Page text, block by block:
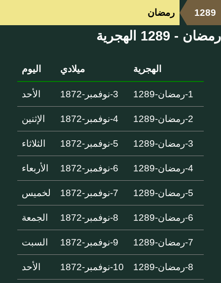
1289 رمضان
رمضان - 1289 الهجرية
الهجرية ميلادي اليوم
1-رمضان-1289 3-نوفمبر-1872 الأحد
2-رمضان-1289 4-نوفمبر-1872 الإثنين
3-رمضان-1289 5-نوفمبر-1872 الثلاثاء
4-رمضان-1289 6-نوفمبر-1872 الأربعاء
5-رمضان-1289 7-نوفمبر-1872 لخميس
6-رمضان-1289 8-نوفمبر-1872 الجمعة
7-رمضان-1289 9-نوفمبر-1872 السبت
8-رمضان-1289 10-نوفمبر-1872 الأحد